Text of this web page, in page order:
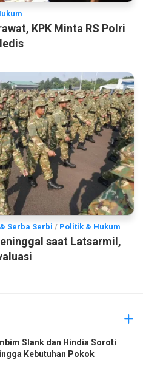
KPK Minta RS Polri
Serba Serbi / Politik & Hukum
saat Latsarmil,
Slank dan Hindia Soroti
Kebutuhan Pokok